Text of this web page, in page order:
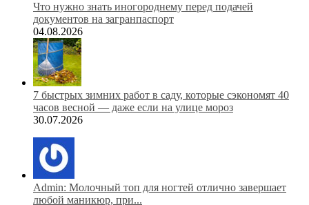
Что нужно знать иногороднему перед подачей
документов на загранпаспорт
04.08.2026
7 быстрых зимних работ в саду, которые сэкономят 40
часов весной — даже если на улице мороз
30.07.2026
Admin: Молочный топ для ногтей отлично завершает
любой маникюр, при...